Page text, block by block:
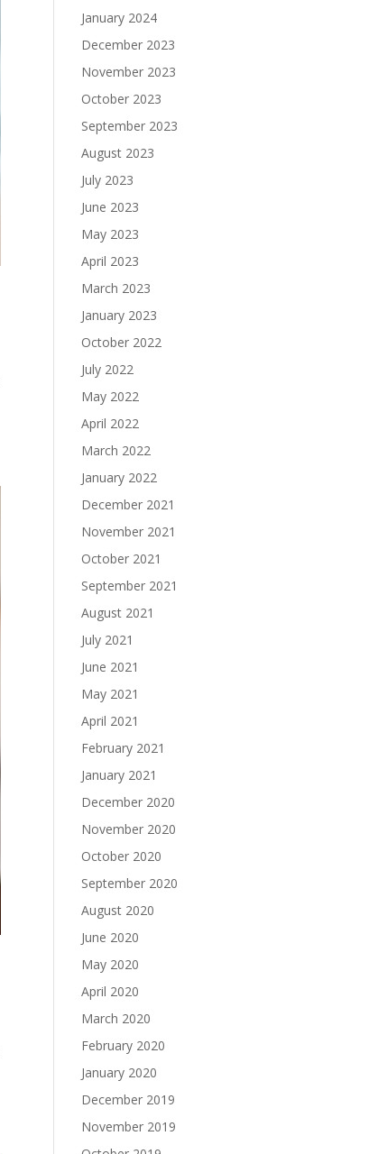
January 2024
December 2023
November 2023
October 2023
September 2023
August 2023
July 2023
June 2023
May 2023
April 2023
March 2023
January 2023
October 2022
July 2022
May 2022
April 2022
March 2022
January 2022
December 2021
November 2021
October 2021
September 2021
August 2021
July 2021
June 2021
May 2021
April 2021
February 2021
January 2021
December 2020
November 2020
October 2020
September 2020
August 2020
June 2020
May 2020
April 2020
March 2020
February 2020
January 2020
December 2019
November 2019